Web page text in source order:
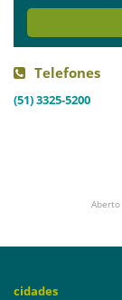
Telefones
(51) 3325-5200
cidades